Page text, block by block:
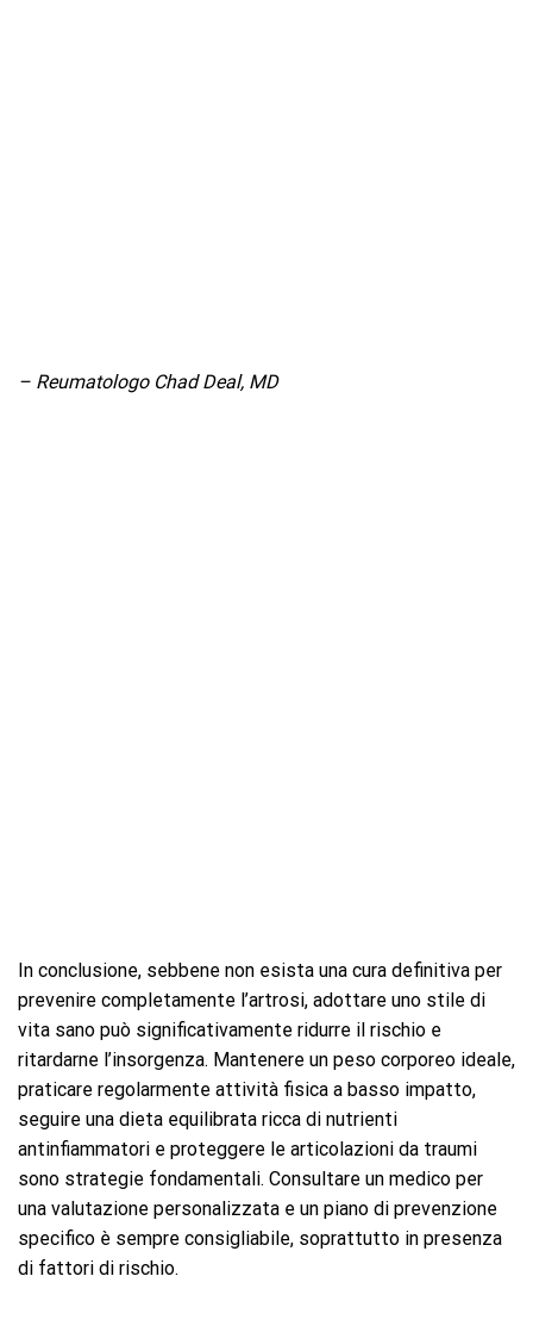
– Reumatologo Chad Deal, MD
In conclusione, sebbene non esista una cura definitiva per
prevenire completamente l’artrosi, adottare uno stile di
vita sano può significativamente ridurre il rischio e
ritardarne l’insorgenza. Mantenere un peso corporeo ideale,
praticare regolarmente attività fisica a basso impatto,
seguire una dieta equilibrata ricca di nutrienti
antinfiammatori e proteggere le articolazioni da traumi
sono strategie fondamentali. Consultare un medico per
una valutazione personalizzata e un piano di prevenzione
specifico è sempre consigliabile, soprattutto in presenza
di fattori di rischio.